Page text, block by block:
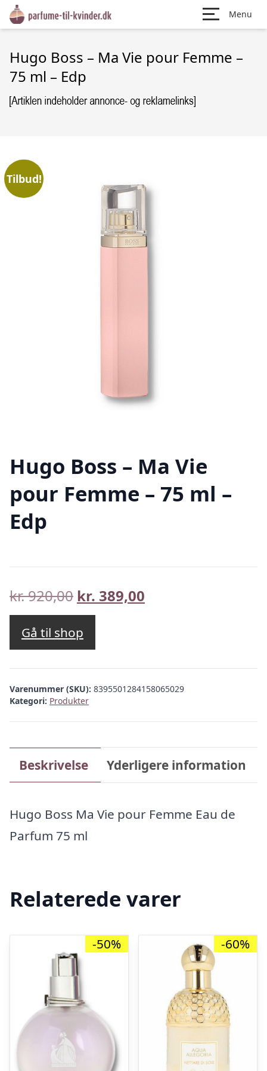
Menu
Hugo Boss – Ma Vie pour Femme –
75 ml – Edp
Tilbud!
Hugo Boss – Ma Vie
pour Femme – 75 ml –
Edp
kr.920,00 Den
oprindelige
pris
var:
kr. 920,00.
kr. 389,00
kr. 389,00.
Gå til shop
Varenummer (SKU): 8395501284158065029
Kategori: Produkter
Beskrivelse Yderligere information
Hugo Boss Ma Vie pour Femme Eau de
Parfum 75 ml
Relaterede varer
-50% -60%